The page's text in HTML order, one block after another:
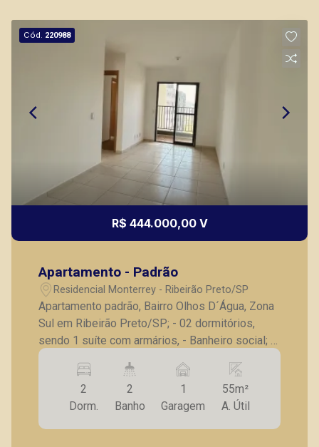
Cód. 220988
R$ 444.000,00 V
Apartamento - Padrão
Residencial Monterrey - Ribeirão Preto/SP
Apartamento padrão, Bairro Olhos D´Água, Zona
Sul em Ribeirão Preto/SP; - 02 dormitórios,
sendo 1 suíte com armários, - Banheiro social; -
Sala para 2 ambientes; - Sacada com uma linda
vista livre; - Cozinha com armários; - Área de
serviço; - 01 vaga de garagem; - Prédio novo
com área de lazer completa, região em fase de
grande expansão. A Piramid tem como objetivo
2
Dorm.
2
Banho
1
Garagem
55m²
A. Útil